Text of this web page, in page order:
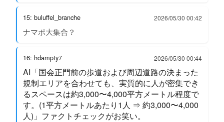
15: buluffel_branche 2026/05/30 00:42
ナマポ大集合？
16: hdampty7 2026/05/30 00:44
AI「国会正門前の歩道および周辺道路の決まった
規制エリアを合わせても、実質的に人が密集でき
るスペースは約3,000〜4,000平方メートル程度で
す。(1平方メートルあたり1人 ⇒ 約3,000〜4,000
人)」ファクトチェックがお笑い。